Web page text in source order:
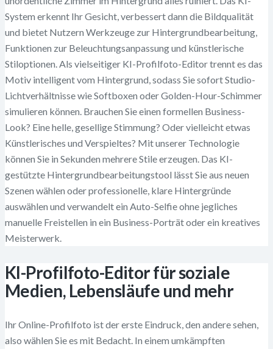
System erkennt Ihr Gesicht, verbessert dann die Bildqualität
und bietet Nutzern Werkzeuge zur Hintergrundbearbeitung,
Funktionen zur Beleuchtungsanpassung und künstlerische
Stiloptionen. Als vielseitiger KI-Profilfoto-Editor trennt es das
Motiv intelligent vom Hintergrund, sodass Sie sofort Studio-
Lichtverhältnisse wie Softboxen oder Golden-Hour-Schimmer
simulieren können. Brauchen Sie einen formellen Business-
Look? Eine helle, gesellige Stimmung? Oder vielleicht etwas
Künstlerisches und Verspieltes? Mit unserer Technologie
können Sie in Sekunden mehrere Stile erzeugen. Das KI-
gestützte Hintergrundbearbeitungstool lässt Sie aus neuen
Szenen wählen oder professionelle, klare Hintergründe
auswählen und verwandelt ein Auto-Selfie ohne jegliches
manuelle Freistellen in ein Business-Porträt oder ein kreatives
Meisterwerk.
KI-Profilfoto-Editor für soziale
Medien, Lebensläufe und mehr
Ihr Online-Profilfoto ist der erste Eindruck, den andere sehen,
also wählen Sie es mit Bedacht. In einem umkämpften